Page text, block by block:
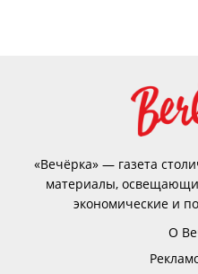
«Вечёрка» — газета
материалы,
экономические и
О